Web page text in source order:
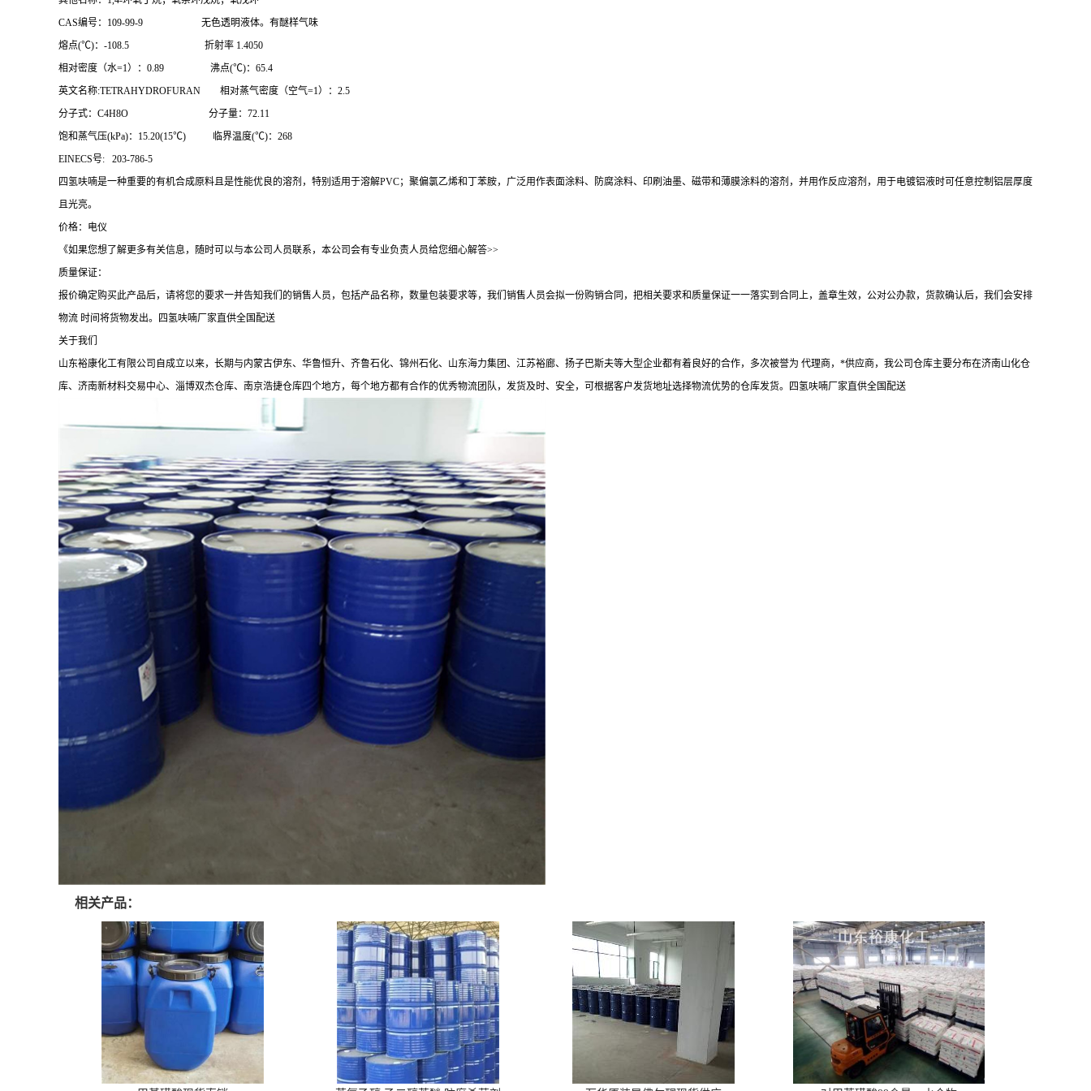
CAS编号：109-99-9 无色透明液体。有醚样气味
熔点(℃)：-108.5 折射率 1.4050
相对密度（水=1）：0.89 沸点(℃)：65.4
英文名称:TETRAHYDROFURAN 相对蒸气密度（空气=1）：2.5
分子式：C4H8O 分子量：72.11
饱和蒸气压(kPa)：15.20(15℃) 临界温度(℃)：268
EINECS号: 203-786-5
四氢呋喃是一种重要的有机合成原料且是性能优良的溶剂，特别适用于溶解PVC；聚偏氯乙烯和丁苯胺，广泛用作表面涂料、防腐涂料、印刷油墨、磁带和薄膜涂料的溶剂，并用作反应溶剂，用于电镀铝液时可任意控制铝层厚度
且光亮。
价格：电仪
《如果您想了解更多有关信息，随时可以与本公司人员联系，本公司会有专业负责人员给您细心解答>>
质量保证：
报价确定购买此产品后，请将您的要求一并告知我们的销售人员，包括产品名称，数量包装要求等，我们销售人员会拟一份购销合同，把相关要求和质量保证一一落实到合同上，盖章生效，公对公办款，货款确认后，我们会安排
物流 时间将货物发出。四氢呋喃厂家直供全国配送
关于我们
山东裕康化工有限公司自成立以来，长期与内蒙古伊东、华鲁恒升、齐鲁石化、锦州石化、山东海力集团、江苏裕廊、扬子巴斯夫等大型企业都有着良好的合作，多次被誉为 代理商，*供应商，我公司仓库主要分布在济南山化仓
库、济南新材料交易中心、淄博双杰仓库、南京浩捷仓库四个地方，每个地方都有合作的优秀物流团队，发货及时、安全，可根据客户发货地址选择物流优势的仓库发货。四氢呋喃厂家直供全国配送
相关产品：